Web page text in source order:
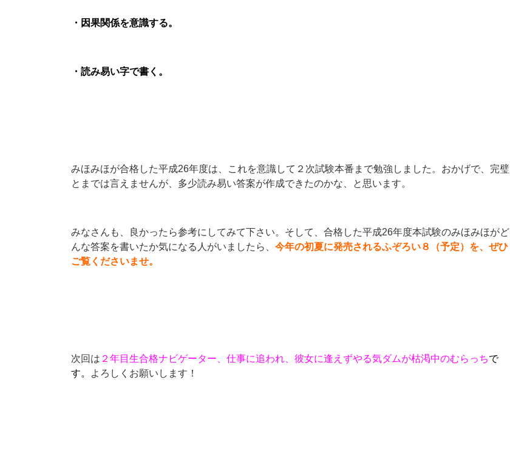
・因果関係を意識する。
・読み易い字で書く。
みほみほが合格した平成26年度は、これを意識して２次試験本番まで勉強しました。おかげで、完璧
とまでは言えませんが、多少読み易い答案が作成できたのかな、と思います。
みなさんも、良かったら参考にしてみて下さい。そして、合格した平成26年度本試験のみほみほがど
んな答案を書いたか気になる人がいましたら、 今年の初夏に発売されるふぞろい８（予定）を、ぜひ
ご覧くださいませ。
次回は ２年目生合格ナビゲーター、仕事に追われ、彼女に逢えずやる気ダムが枯渇中のむらっちで
す。
よろしくお願いします！